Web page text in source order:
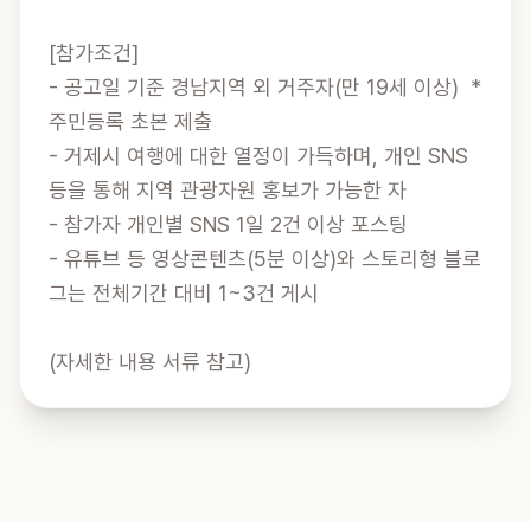
[참가조건]
- 공고일 기준 경남지역 외 거주자(만 19세 이상)  *
주민등록 초본 제출
- 거제시 여행에 대한 열정이 가득하며, 개인 SNS
등을 통해 지역 관광자원 홍보가 가능한 자
- 참가자 개인별 SNS 1일 2건 이상 포스팅
- 유튜브 등 영상콘텐츠(5분 이상)와 스토리형 블로
그는 전체기간 대비 1~3건 게시
(자세한 내용 서류 참고)